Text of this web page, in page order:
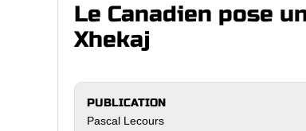
Le Canadien pose
Xhekaj
PUBLICATION
Pascal Lecours